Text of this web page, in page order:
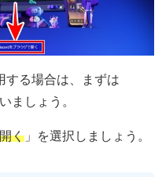
する場合は、まずは
ましょう。
く 」を選択しましょう。